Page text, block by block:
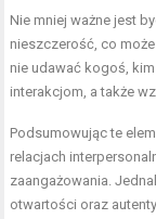
Nie mniej ważne jest
nieszczerość, co
nie udawać kogoś,
interakcjom, a także
Podsumowując te
relacjach
zaangażowania.
otwartości oraz